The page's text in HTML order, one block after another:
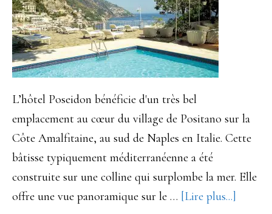
L’hôtel Poseidon bénéficie d'un très bel
emplacement au cœur du village de Positano sur la
Côte Amalfitaine, au sud de Naples en Italie. Cette
bâtisse typiquement méditerranéenne a été
construite sur une colline qui surplombe la mer. Elle
offre une vue panoramique sur le … [Lire plus...]